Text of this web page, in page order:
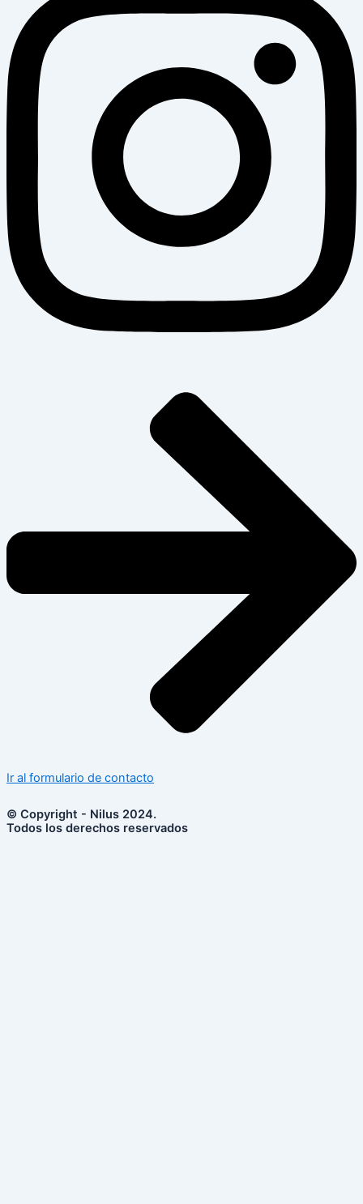
Ir al formulario de contacto
© Copyright - Nilus 2024.
Todos los derechos reservados